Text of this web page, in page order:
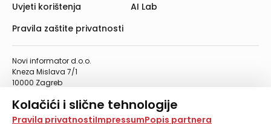
Kolačići i slične tehnologije
Na našoj web stranici koristimo kolačiće i slične
Pravila privatnostiImpressumPopis partnera
Novi informator d.o.o.
Kneza Mislava 7/1
10000 Zagreb
Telefaks: 01/4612-553
info@informator.hr
Uvjeti korištenja
Pravila zaštite privatnosti
AI Lab